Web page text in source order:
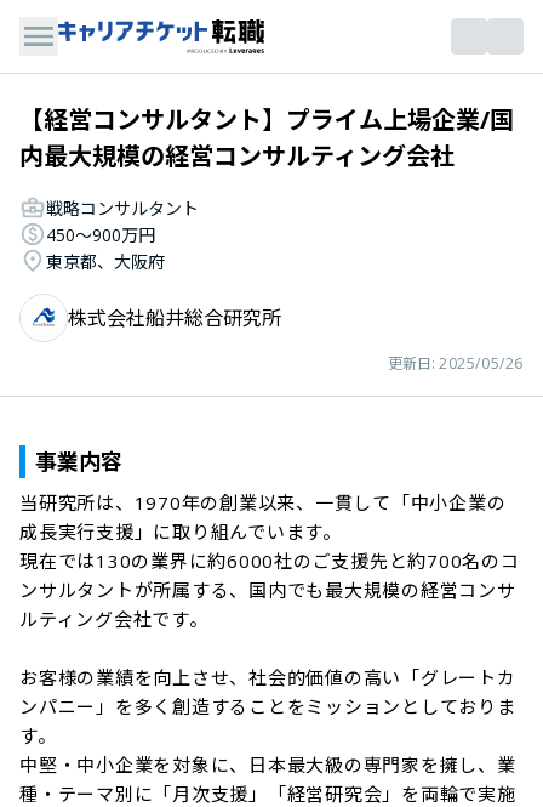
【経営コンサルタント】プライム上場企業/国
内最大規模の経営コンサルティング会社
戦略コンサルタント
450〜900万円
東京都、大阪府
株式会社船井総合研究所
更新日: 2025/05/26
事業内容
当研究所は、1970年の創業以来、一貫して「中小企業の
成長実行支援」に取り組んでいます。
現在では130の業界に約6000社のご支援先と約700名のコ
ンサルタントが所属する、国内でも最大規模の経営コンサ
ルティング会社です。
お客様の業績を向上させ、社会的価値の高い「グレートカ
ンパニー」を多く創造することをミッションとしておりま
す。
中堅・中小企業を対象に、日本最大級の専門家を擁し、業
種・テーマ別に「月次支援」「経営研究会」を両輪で実施